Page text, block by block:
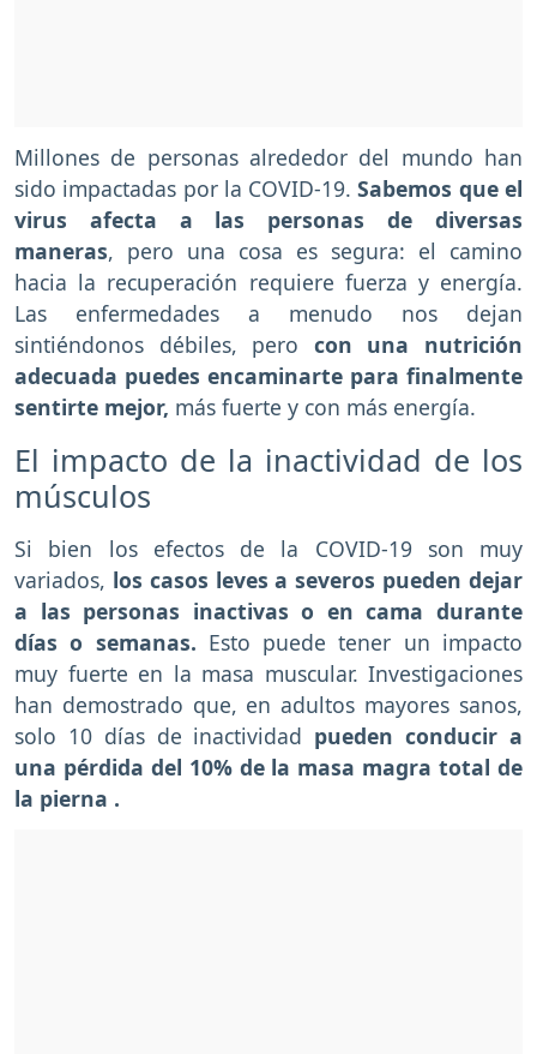
Millones de personas alrededor del mundo han
sido impactadas por la COVID-19.Sabemos que el
virus afecta a las personas de diversas
maneras, pero una cosa es segura: el camino
hacia la recuperación requiere fuerza y energía.
Las enfermedades a menudo nos dejan
sintiéndonos débiles, pero con una nutrición
adecuada puedes encaminarte para finalmente
sentirte mejor, más fuerte y con más energía.
El impacto de la inactividad de los
músculos
Si bien los efectos de la COVID-19 son muy
variados, los casos leves a severos pueden dejar
a las personas inactivas o en cama durante
días o semanas. Esto puede tener un impacto
muy fuerte en la masa muscular. Investigaciones
han demostrado que, en adultos mayores sanos,
solo 10 días de inactividad pueden conducir a
una pérdida del 10% de la masa magra total de
la pierna .